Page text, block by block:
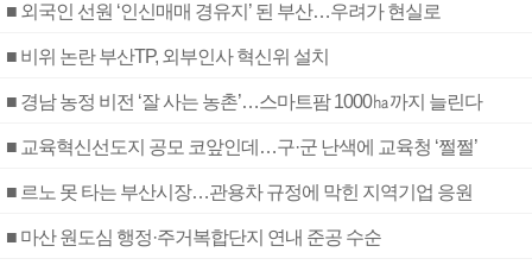
■ 외국인 선원 ‘인신매매 경유지’ 된 부산…우려가 현실로
■ 비위 논란 부산TP, 외부인사 혁신위 설치
■ 경남 농정 비전 ‘잘 사는 농촌’…스마트팜 1000㏊까지 늘린다
■ 교육혁신선도지 공모 코앞인데…구·군 난색에 교육청 ‘쩔쩔’
■ 르노 못 타는 부산시장…관용차 규정에 막힌 지역기업 응원
■ 마산 원도심 행정·주거복합단지 연내 준공 수순